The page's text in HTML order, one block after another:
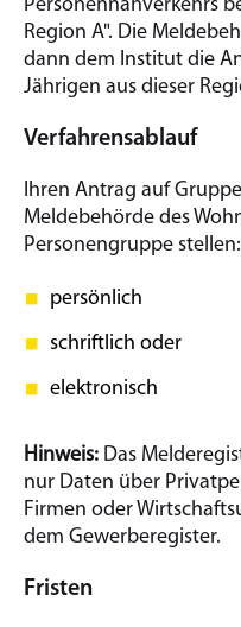
Personennahverkehrs
Region A". Die
dann dem Institut die
Jährigen aus dieser
Verfahrensablauf
Ihren Antrag auf
Meldebehörde des
Personengruppe stellen:
persönlich
schriftlich oder
elektronisch
Hinweis: Das
nur Daten über
Firmen oder
dem Gewerberegister.
Fristen